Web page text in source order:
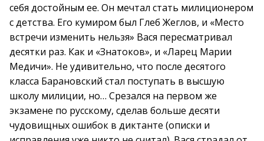
себя достойным ее. Он мечтал стать милиционером
с детства. Его кумиром был Глеб Жеглов, и «Место
встречи изменить нельзя» Вася пересматривал
десятки раз. Как и «Знатоков», и «Ларец Марии
Медичи». Не удивительно, что после десятого
класса Барановский стал поступать в высшую
школу милиции, но… Срезался на первом же
экзамене по русскому, сделав больше десяти
чудовищных ошибок в диктанте (описки и